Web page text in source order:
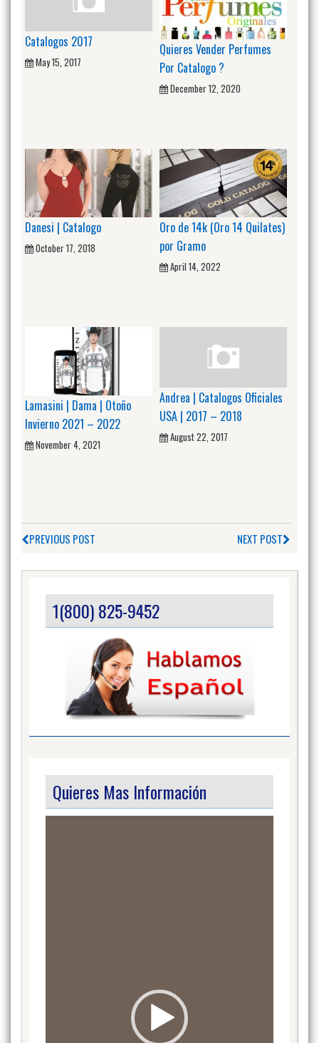
Catalogos 2017
May 15, 2017
Quieres Vender Perfumes
Por Catalogo ?
December 12, 2020
Danesi | Catalogo
October 17, 2018
Oro de 14k (Oro 14 Quilates)
por Gramo
April 14, 2022
Lamasini | Dama | Otoño
Invierno 2021 – 2022
November 4, 2021
Andrea | Catalogos Oficiales
USA | 2017 – 2018
August 22, 2017
PREVIOUS POST NEXT POST
1(800) 825-9452
Quieres Mas Información